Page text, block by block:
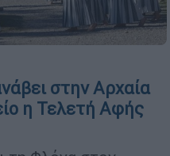
στην Αρχαία
η Τελετή Αφής